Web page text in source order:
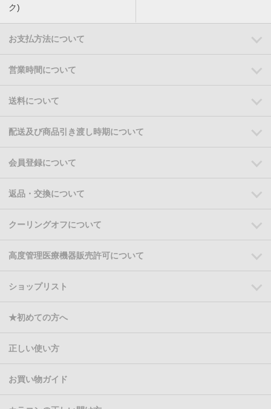
ク)
お支払方法について
営業時間について
送料について
配送及び商品引き渡し時期について
会員登録について
返品・交換について
クーリングオフについて
高度管理医療機器販売許可について
ショップリスト
★初めての方へ
正しい使い方
お買い物ガイド